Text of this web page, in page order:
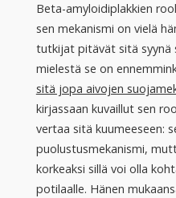
Beta-amyloidiplakkien
sen mekanismi on vielä
tutkijat pitävät sitä syynä
mielestä se on
sitä jopa aivojen
kirjassaan kuvaillut sen
vertaa sitä kuumeeseen:
puolustusmekanismi,
korkeaksi sillä voi olla
potilaalle. Hänen